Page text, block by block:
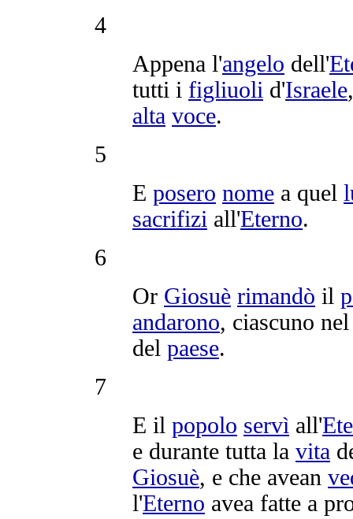
4
Appena l'angelo dell'
tutti i figliuoli d'Israele
alta voce.
5
E posero nome a quel
sacrifizi all'Eterno.
6
Or Giosuè rimandò il
andarono, ciascuno
del paese.
7
E il popolo servì all'
e durante tutta la vita
Giosuè, e che avean
l'Eterno avea fatte a